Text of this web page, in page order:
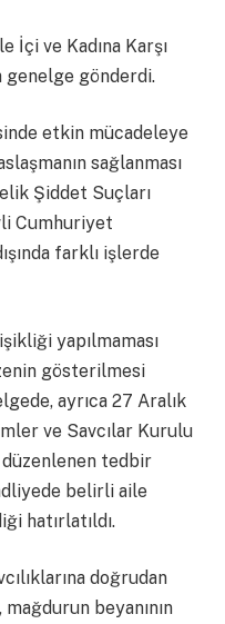
İçi ve Kadına Karşı
genelge gönderdi.
etkin mücadeleye
sağlanması
Şiddet Suçları
Cumhuriyet
farklı işlerde
yapılmaması
gösterilmesi
ayrıca 27 Aralık
ve Savcılar Kurulu
düzenlenen tedbir
belirli aile
hatırlatıldı.
doğrudan
beyanının